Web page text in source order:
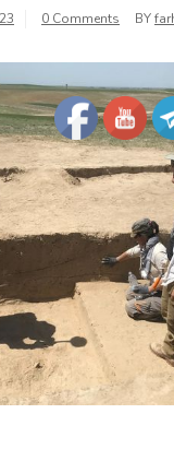
0 Comments BY